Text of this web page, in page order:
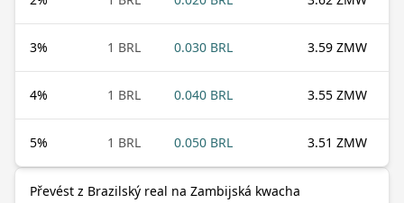
3% 1 BRL 0.030 BRL 3.59 ZMW
4% 1 BRL 0.040 BRL 3.55 ZMW
5% 1 BRL 0.050 BRL 3.51 ZMW
Převést z Brazilský real na Zambijská kwacha